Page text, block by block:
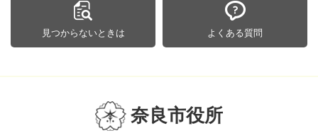
見つからないときは よくある質問
奈良市役所